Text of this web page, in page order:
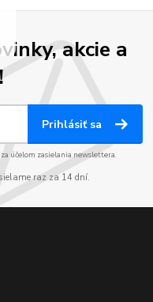
akcie a
Prihlásiť sa
za účelom zasielania newslettera.
raz za 14 dní.